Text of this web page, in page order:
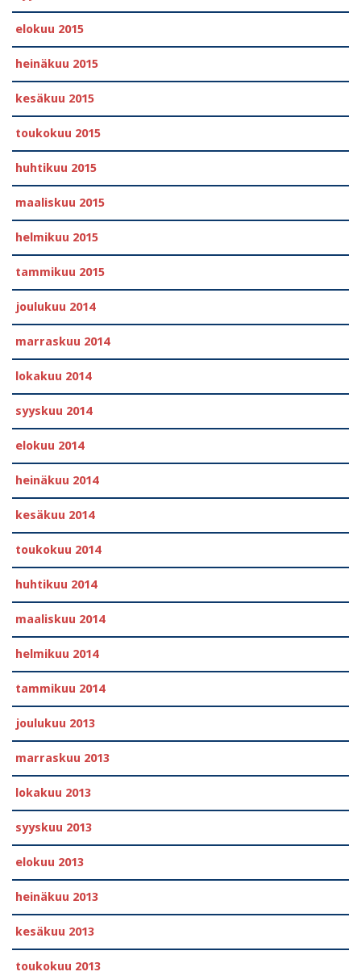
elokuu 2015
heinäkuu 2015
kesäkuu 2015
toukokuu 2015
huhtikuu 2015
maaliskuu 2015
helmikuu 2015
tammikuu 2015
joulukuu 2014
marraskuu 2014
lokakuu 2014
syyskuu 2014
elokuu 2014
heinäkuu 2014
kesäkuu 2014
toukokuu 2014
huhtikuu 2014
maaliskuu 2014
helmikuu 2014
tammikuu 2014
joulukuu 2013
marraskuu 2013
lokakuu 2013
syyskuu 2013
elokuu 2013
heinäkuu 2013
kesäkuu 2013
toukokuu 2013